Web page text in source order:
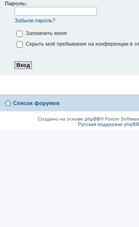
Пароль:
Забыли пароль?
Запомнить меня
Скрыть моё пребывание на конференции в
Список форумов
Создано на основе phpBB® Forum
Русская поддержка phpBB